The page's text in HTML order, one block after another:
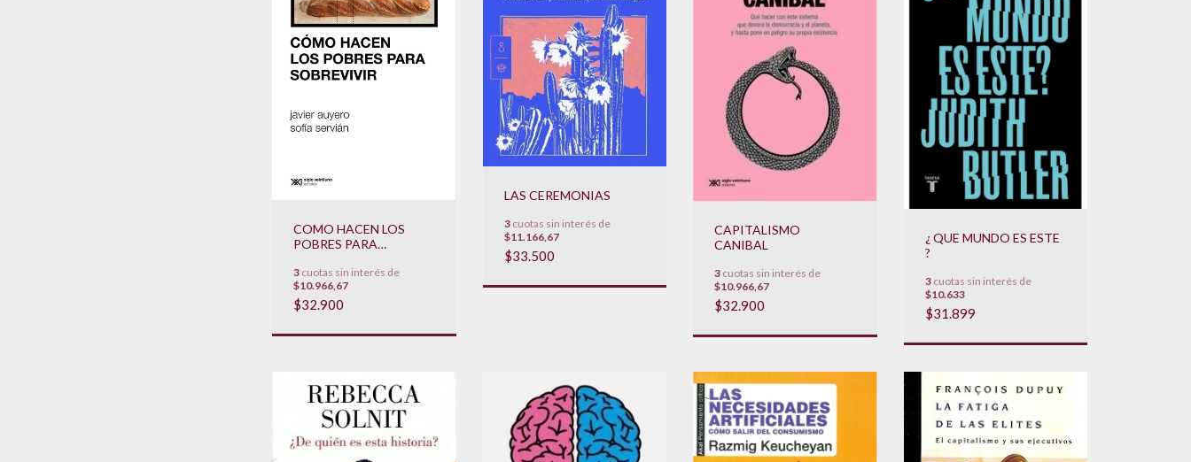
COMO HACEN LOS
POBRES PARA
3 cuotas sin interés de
$10.966,67
$32.900
LAS CEREMONIAS
3cuotas sin interés de
$11.166,67
$33.500
CAPITALISMO
CANIBAL
3 cuotas sin interés de
$10.966,67
$32.900
¿ QUE MUNDO ES ESTE
?
3cuotas sin interés de
$10.633
$31.899